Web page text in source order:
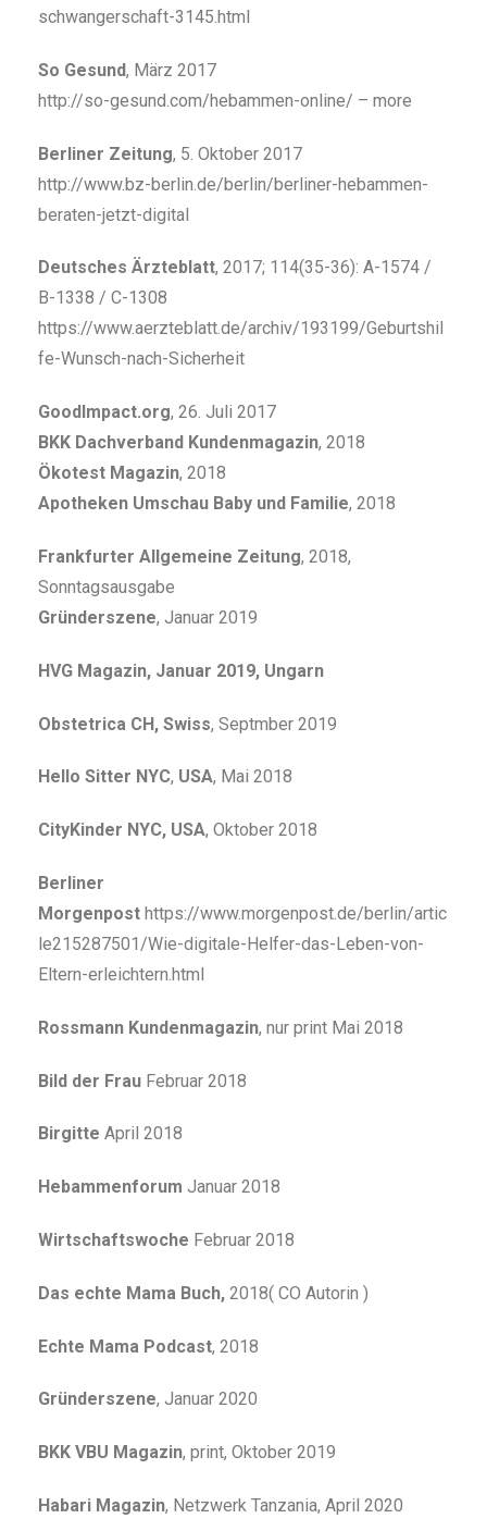
schwangerschaft-3145.html
So Gesund, März 2017
http://so-gesund.com/hebammen-online/ – more
Berliner Zeitung, 5. Oktober 2017
http://www.bz-berlin.de/berlin/berliner-hebammen-
beraten-jetzt-digital
Deutsches Ärzteblatt, 2017; 114(35-36): A-1574 /
B-1338 / C-1308
https://www.aerzteblatt.de/archiv/193199/Geburtshil
fe-Wunsch-nach-Sicherheit
GoodImpact.org, 26. Juli 2017
BKK Dachverband Kundenmagazin, 2018
Ökotest Magazin, 2018
Apotheken Umschau Baby und Familie, 2018
Frankfurter Allgemeine Zeitung, 2018,
Sonntagsausgabe
Gründerszene, Januar 2019
HVG Magazin, Januar 2019, Ungarn
Obstetrica CH, Swiss, Septmber 2019
Hello Sitter NYC, USA, Mai 2018
CityKinder NYC, USA, Oktober 2018
Berliner
Morgenpost https://www.morgenpost.de/berlin/artic
le215287501/Wie-digitale-Helfer-das-Leben-von-
Eltern-erleichtern.html
Rossmann Kundenmagazin, nur print Mai 2018
Bild der Frau Februar 2018
Birgitte April 2018
Hebammenforum Januar 2018
Wirtschaftswoche Februar 2018
Das echte Mama Buch, 2018( CO Autorin )
Echte Mama Podcast, 2018
Gründerszene, Januar 2020
BKK VBU Magazin, print, Oktober 2019
Habari Magazin, Netzwerk Tanzania, April 2020